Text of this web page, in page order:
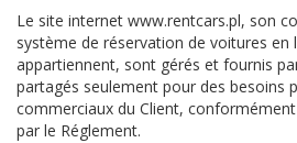
Le site internet www.rentcars.pl, son
système de réservation de voitures en
appartiennent, sont gérés et fournis
partagés seulement pour des besoins
commerciaux du Client,
par le Réglement.